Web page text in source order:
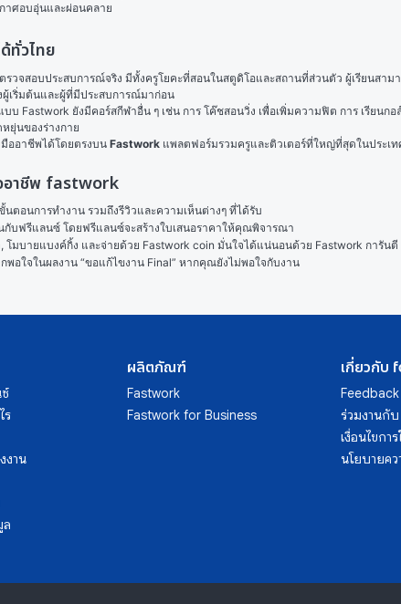
าศอบอุ่นและผ่อนคลาย
ทั่วไทย
จสอบประสบการณ์จริง มีทั้งครูโยคะที่สอนในสตูดิโอและสถานที่ส่วนตัว ผู้เรียนสาม
เริ่มต้นและผู้ที่มีประสบการณ์มาก่อน
บ Fastwork ยังมีคอร์สกีฬาอื่น ๆ เช่น การ โค๊ชสอนวิ่ง เพื่อเพิ่มความฟิต การ เรียนกอ
ยุ่นของร่างกาย
ออาชีพได้โดยตรงบน Fastwork แพลตฟอร์มรวมครูและติวเตอร์ที่ใหญ่ที่สุดในประเ
อาชีพ fastwork
อนการทำงาน รวมถึงรีวิวและความเห็นต่างๆ ที่ได้รับ
กับฟรีแลนซ์ โดยฟรีแลนซ์จะสร้างใบเสนอราคาให้คุณพิจารณา
โมบายแบงค์กิ้ง และจ่ายด้วย Fastwork coin มั่นใจได้แน่นอนด้วย Fastwork การันตี
อใจในผลงาน “ขอแก้ไขงาน Final” หากคุณยังไม่พอใจกับงาน
ร
งาน
ล
ผลิตภัณฑ์
Fastwork
Fastwork for Business
เกี่ยวกับ
Feedback
ร่วมงานกั
เงื่อนไขกา
นโยบายคว